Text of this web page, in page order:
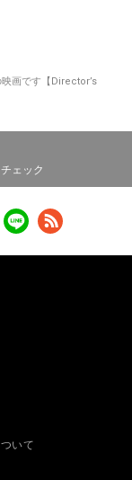
画です【Director’s
ェック
いて